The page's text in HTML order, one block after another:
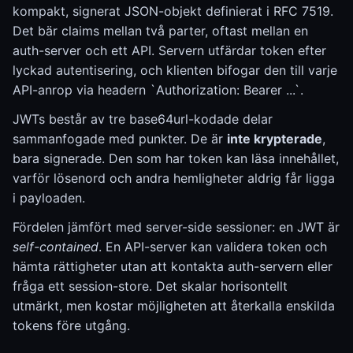
kompakt, signerat JSON-objekt definierat i RFC 7519.
Det bär claims mellan två parter, oftast mellan en
auth-server och ett API. Servern utfärdar token efter
lyckad autentisering, och klienten bifogar den till varje
API-anrop via headern `Authorization: Bearer ...`.
JWTs består av tre base64url-kodade delar
sammanfogade med punkter. De är inte krypterade,
bara signerade. Den som har token kan läsa innehållet,
varför lösenord och andra hemligheter aldrig får ligga
i payloaden.
Fördelen jämfört med server-side sessioner: en JWT är
self-contained. En API-server kan validera token och
hämta rättigheter utan att kontakta auth-servern eller
fråga ett session-store. Det skalar horisontellt
utmärkt, men kostar möjligheten att återkalla enskilda
tokens före utgång.